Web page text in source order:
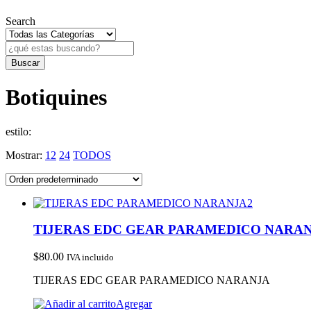
Search
Botiquines
estilo:
Mostrar: 12 24 TODOS
TIJERAS EDC GEAR PARAMEDICO
$80.00 IVA incluido
TIJERAS EDC GEAR PARAMEDICO NARANJA
Agregar